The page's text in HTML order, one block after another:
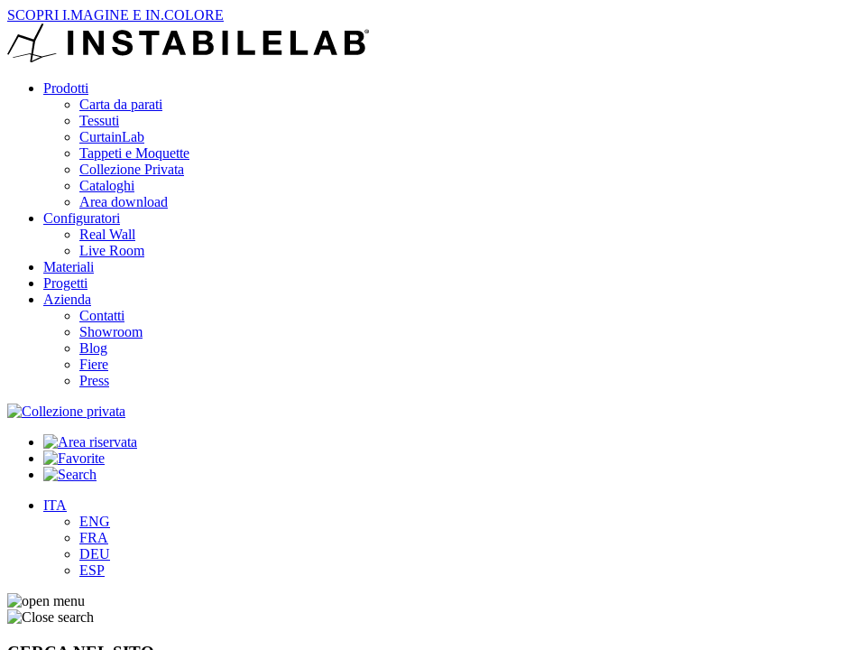
SCOPRI I.MAGINE E IN.COLORE
Prodotti
Carta da parati
Tessuti
CurtainLab
Tappeti e Moquette
Collezione Privata
Cataloghi
Area download
Configuratori
Real Wall
Live Room
Materiali
Progetti
Azienda
Contatti
Showroom
Blog
Fiere
Press
ITA
ENG
FRA
DEU
ESP